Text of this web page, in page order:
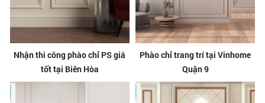
Nhận thi công phào chỉ PS giá
tốt tại Biên Hòa
Phào chỉ trang trí tại Vinhome
Quận 9